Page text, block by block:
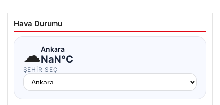
Hava Durumu
☁Ankara
NaN°C
ŞEHIR SEÇ